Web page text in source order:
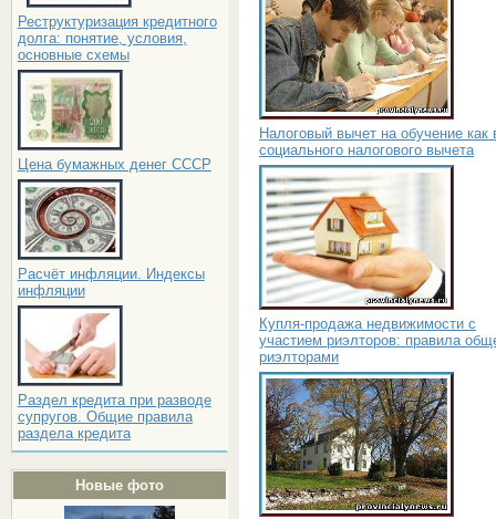
Реструктуризация кредитного
долга: понятие, условия,
основные схемы
Цена бумажных денег СССР
Расчёт инфляции. Индексы
инфляции
Раздел кредита при разводе
супругов. Общие правила
раздела кредита
Новые фото
Налоговый вычет на обучение как
социального налогового вычета
Купля-продажа недвижимости с
участием риэлторов: правила
риэлторами